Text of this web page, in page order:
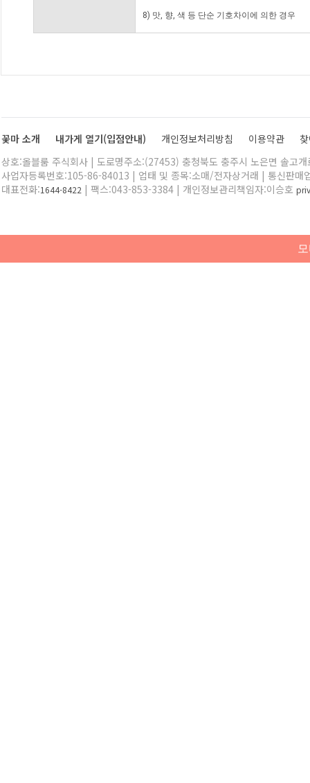
8) 맛, 향, 색 등 단순 기호차이에 의한 경우
꽃마 소개 내가게 열기(입점안내) 개인정보처리방침 이용약관
상호:올블룸 주식회사 | 도로명주소:(27453) 충청북도 충주시 노은면 솔고
사업자등록번호:105-86-84013 | 업태 및 종목:소매/전자상거래 | 통신판매
대표전화:1644-8422 | 팩스:043-853-3384 | 개인정보관리책임자:이승호